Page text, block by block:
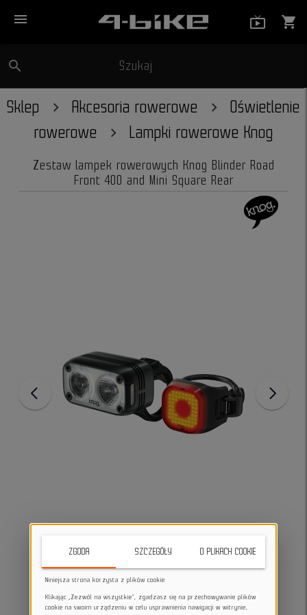
menu shopping_cart
search Szukaj
Sklep Akcesoria rowerowe
Oświetlenie
rowerowe
Lampki rowerowe Knog
Zestaw lampek rowerowych Knog Blinder Road
Front 400 and Mini Square Rear
ZGODA SZCZEGÓŁY O PLIKACH COOKIE
Niniejsza strona korzysta z plików cookie
Klikając „Zezwól na wszystkie”, zgadzasz się na przechowywanie plików
cookie na swoim urządzeniu w celu usprawnienia nawigacji w witrynie,